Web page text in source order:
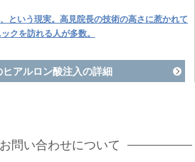
という現実。高見院長の技術の高さに惹かれて
クを訪れる人が多数。
アルロン酸注入の詳細
問い合わせについて